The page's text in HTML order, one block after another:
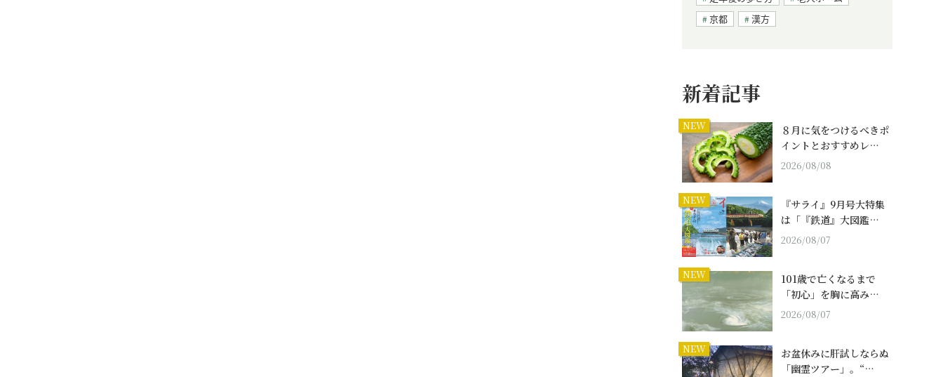
京都
漢方
新着記事
NEW
８月に気をつけるべきポ
イントとおすすめレ…
2026/08/08
NEW
『サライ』9月号大特集
は「『鉄道』大図鑑…
2026/08/07
NEW
101歳で亡くなるまで
「初心」を胸に高み…
2026/08/07
NEW
お盆休みに肝試しならぬ
「幽霊ツアー」。“…